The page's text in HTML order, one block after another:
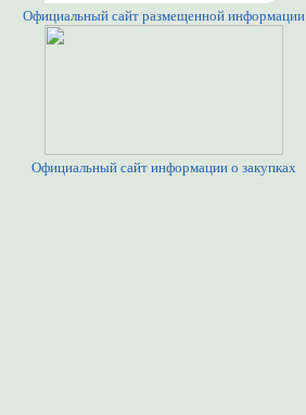
Официальный сайт размещенной информации
Официальный сайт информации о закупках